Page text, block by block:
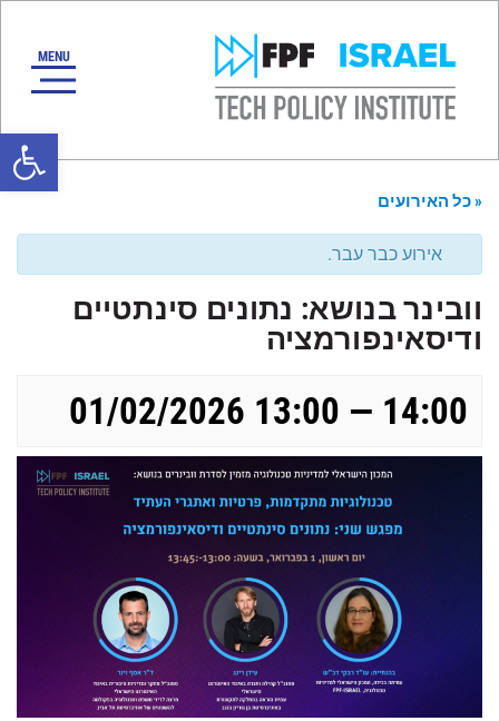
« כל האירועים
אירוע כבר עבר.
וובינר בנושא: נתונים סינתטיים
ודיסאינפורמציה
01/02/2026 13:00 — 14:00